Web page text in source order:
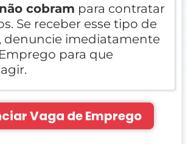
não cobram para contratar
Se receber esse tipo de
denuncie imediatamente
para que
Vaga de Emprego